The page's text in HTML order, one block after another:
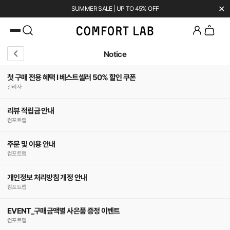
SUMMER SALE | UP TO 45% OFF
카카오채널 추가하고 10,000원 쿠폰 받기
✕
Notice
첫 구매 전용 혜택 l 베스트셀러 50% 할인 쿠폰
관리자
리뷰 적립금 안내
컴포트랩
주문 및 이용 안내
컴포트랩
개인정보 처리방침 개정 안내
컴포트랩
EVENT_구매금액별 사은품 증정 이벤트
컴포트랩